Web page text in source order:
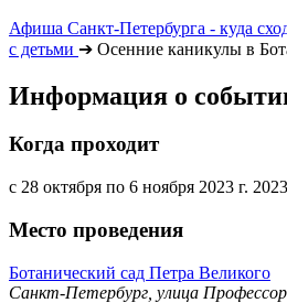
Афиша Санкт-Петербурга - куда
с детьми ➔ Осенние каникулы в
Информация о
Когда проходит
с 28 октября по 6 ноября 2023 г.
Место проведения
Ботанический сад Петра Великого
Санкт-Петербург, улица